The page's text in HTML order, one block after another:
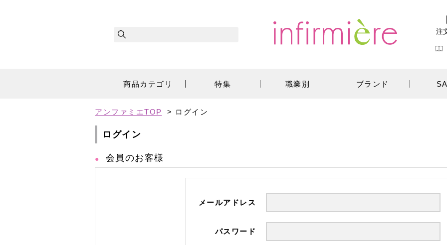
注
商品カテゴリ 特集 職業別 ブランド
アンファミエTOP > ログイン
ログイン
会員のお客様
メールアドレス
パスワード